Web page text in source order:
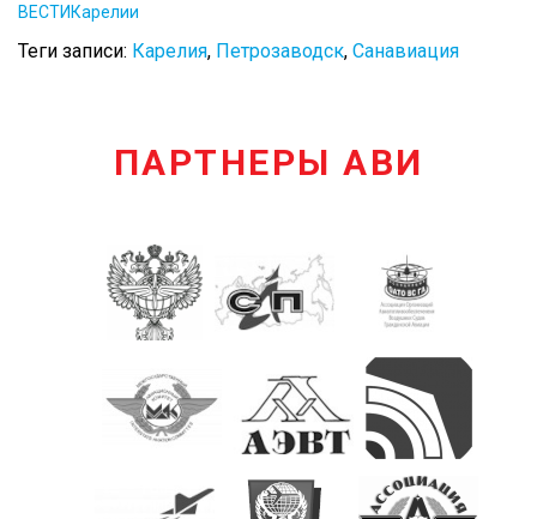
ВЕСТИКарелии
Теги записи: Карелия, Петрозаводск, Санавиация
ПАРТНЕРЫ АВИ